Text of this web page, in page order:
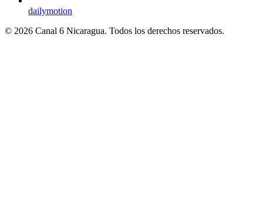
dailymotion
© 2026 Canal 6 Nicaragua. Todos los derechos reservados.